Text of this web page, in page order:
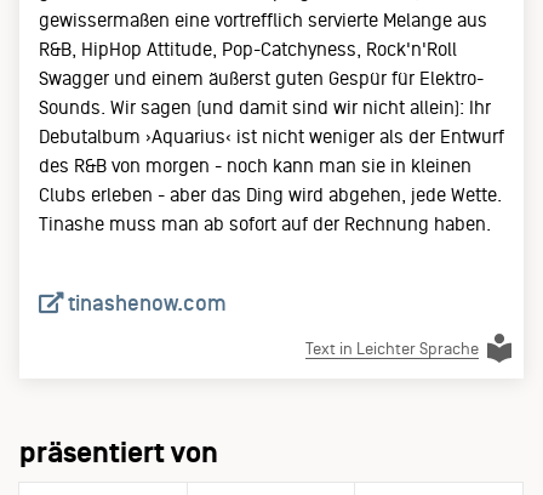
gewissermaßen eine vortrefflich servierte Melange aus
R&B, HipHop Attitude, Pop-Catchyness, Rock'n'Roll
Swagger und einem äußerst guten Gespür für Elektro-
Sounds. Wir sagen (und damit sind wir nicht allein): Ihr
Debutalbum ›Aquarius‹ ist nicht weniger als der Entwurf
des R&B von morgen - noch kann man sie in kleinen
Clubs erleben - aber das Ding wird abgehen, jede Wette.
Tinashe muss man ab sofort auf der Rechnung haben.
tinashenow.com
Text in Leichter Sprache
präsentiert von